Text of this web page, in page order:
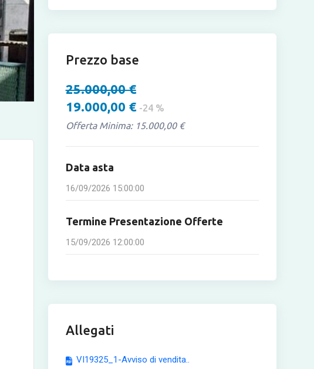
Prezzo base
25.000,00 €
19.000,00 € -24 %
Offerta Minima: 15.000,00 €
Data asta
16/09/2026 15:00:00
Termine Presentazione Offerte
15/09/2026 12:00:00
Allegati
VI19325_1-Avviso di vendita..